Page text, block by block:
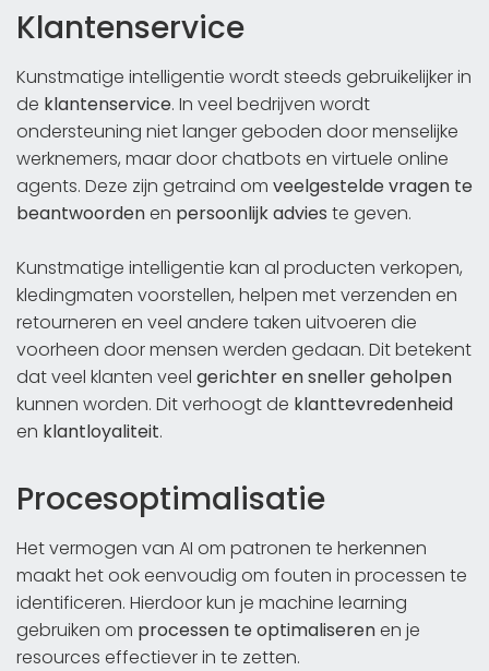
Klantenservice
Kunstmatige intelligentie wordt steeds gebruikelijker in
de klantenservice. In veel bedrijven wordt
ondersteuning niet langer geboden door menselijke
werknemers, maar door chatbots en virtuele online
agents. Deze zijn getraind om veelgestelde vragen te
beantwoordenen persoonlijk advies te geven.
Kunstmatige intelligentie kan al producten verkopen,
kledingmaten voorstellen, helpen met verzenden en
retourneren en veel andere taken uitvoeren die
voorheen door mensen werden gedaan. Dit betekent
dat veel klanten veel gerichter en sneller geholpen
kunnen worden. Dit verhoogt de klanttevredenheid
en klantloyaliteit.
Procesoptimalisatie
Het vermogen van AI om patronen te herkennen
maakt het ook eenvoudig om fouten in processen te
identificeren. Hierdoor kun je machine learning
gebruiken om processen te optimaliserenen je
resources effectiever in te zetten.